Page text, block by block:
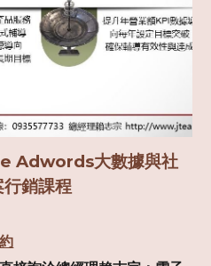
Adwords大數據與社
銷課程